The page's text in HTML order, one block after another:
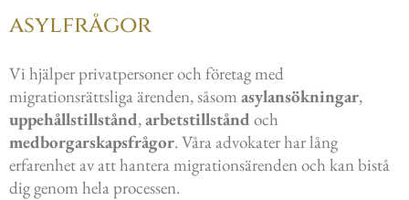
asylfrågor
Vi hjälper privatpersoner och företag med
migrationsrättsliga ärenden, såsom asylansökningar,
uppehållstillstånd,arbetstillstånd och
medborgarskapsfrågor. Våra advokater har lång
erfarenhet av att hantera migrationsärenden och kan bistå
dig genom hela processen.